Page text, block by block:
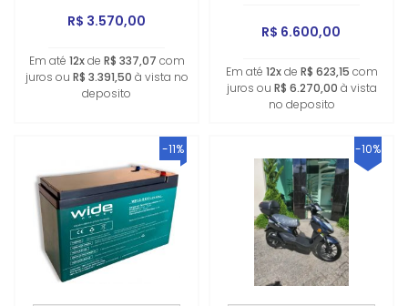
R$ 3.570,00
Em até 12xde R$ 337,07 com
juros ou R$ 3.391,50 à vista no
deposito
R$ 6.600,00
Em até 12xde R$ 623,15 com
juros ou R$ 6.270,00 à vista
no deposito
-11% -10%